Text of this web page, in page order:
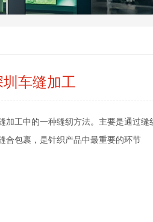
圳车缝加工
加工中的一种缝纫方法。主要是通过
合包裹，是针织产品中最重要的环节